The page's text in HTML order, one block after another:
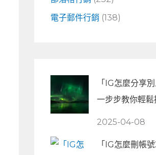
電子郵件行銷 (138)
「IG怎麼分享
一步步教你輕鬆
2025-04-08
「IG怎麼刪帳